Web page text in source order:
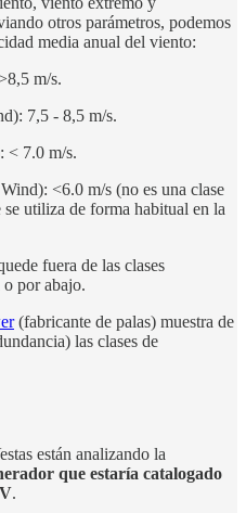
otros parámetros, podemos
media anual del viento:
m/s.
7,5 - 8,5 m/s.
< 7.0 m/s.
<6.0 m/s (no es una clase
utiliza de forma habitual en la
fuera de las clases
o por abajo.
(fabricante de palas) muestra de
las clases de
están analizando la
que estaría catalogado
.